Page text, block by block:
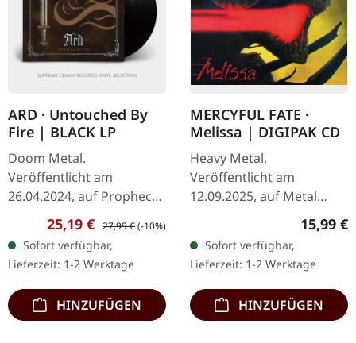
ARD · Untouched By
Fire | BLACK LP
Doom Metal.
Veröffentlicht am
26.04.2024, auf Prophecy
Productions. Gatefold-LP
(schwarzes Vinyl) mit
bronze-metallic
Heißfolienprägung auf
dem Cover…
Verkaufspreis:
25,19 € Regulärer Preis:
27,99 €(-10%)
Sofort verfügbar,
Lieferzeit: 1-2 Werktage
HINZUFÜGEN
MERCYFUL FATE ·
Melissa | DIGIPAK CD
Heavy Metal.
Veröffentlicht am
12.09.2025, auf Metal
Blade Records. CD im
DigiPak. "Melissa" ist ein
monumentales Kapitel in
den Annalen der…
15,99 €
Sofort verfügbar,
Lieferzeit: 1-2 Werktage
HINZUFÜGEN